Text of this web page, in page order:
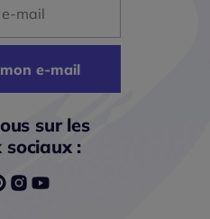
e-mail
sur les
sociaux :